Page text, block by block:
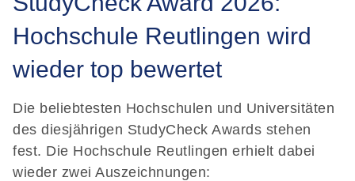
Hochschule Reutlingen wird
wieder top bewertet
Die beliebtesten Hochschulen und Universitäten
des diesjährigen StudyCheck Awards stehen
fest. Die Hochschule Reutlingen erhielt dabei
wieder zwei Auszeichnungen: